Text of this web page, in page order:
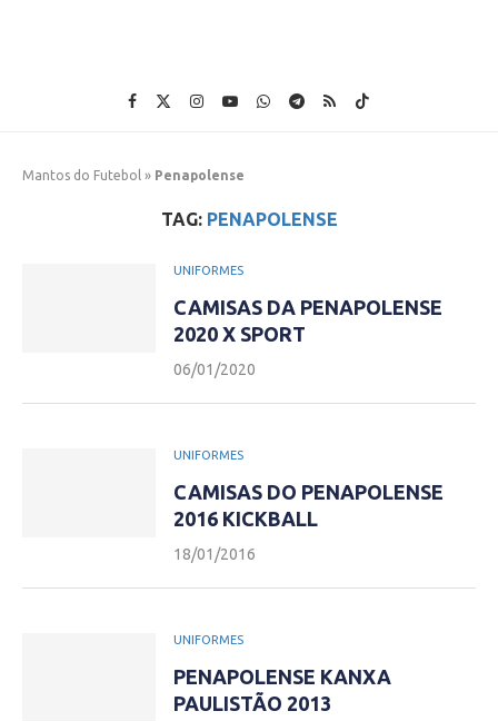
Mantos do Futebol » Penapolense
TAG: PENAPOLENSE
UNIFORMES
CAMISAS DA PENAPOLENSE
2020 X SPORT
06/01/2020
UNIFORMES
CAMISAS DO PENAPOLENSE
2016 KICKBALL
18/01/2016
UNIFORMES
PENAPOLENSE KANXA
PAULISTÃO 2013